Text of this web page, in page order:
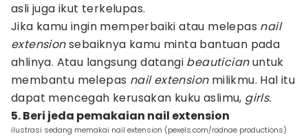
asli juga ikut terkelupas.
Jika kamu ingin memperbaiki atau melepas nail
extensionsebaiknya kamu minta bantuan pada
ahlinya. Atau langsung datangi beauticianuntuk
membantu melepas nail extensionmilikmu. Hal itu
dapat mencegah kerusakan kuku aslimu, girls.
5. Beri jeda pemakaian nail extension
ilustrasi sedang memakai nail extension (pexels.com/rodnae productions)